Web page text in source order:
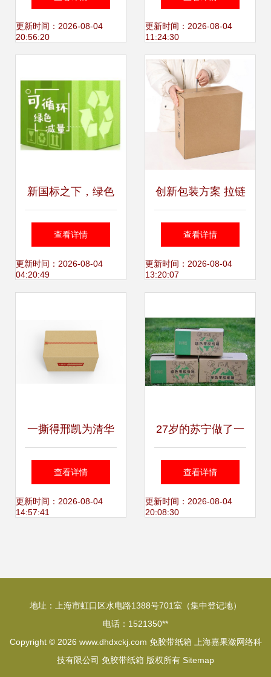
包装的永续利用赋
更新时间：2026-08-04
20:56:20
更轻松、更环保
更新时间：2026-08-04
11:24:30
新国标之下，绿色
环保快递袋的“三座
大山”与免胶带纸箱
查看详情
更新时间：2026-08-04
04:20:49
创新包装方案 拉链
式快递纸箱免胶带
设计
查看详情
更新时间：2026-08-04
13:20:07
一撕得邢凯为清华
EMBA上课两小时
都说了啥？免胶带
查看详情
更新时间：2026-08-04
14:57:41
27岁的苏宁做了一
件大好事，让快递
行业越来越绿了
查看详情
更新时间：2026-08-04
20:08:30
地址：上海市虹口区水电路1388号701室（集中登记地）
电话：1521350**
Copyright © 2026 www.dhdxckj.com 免胶带纸箱
上海嘉果潋网络科
技有限公司 免胶带纸箱 版权所有 Sitemap